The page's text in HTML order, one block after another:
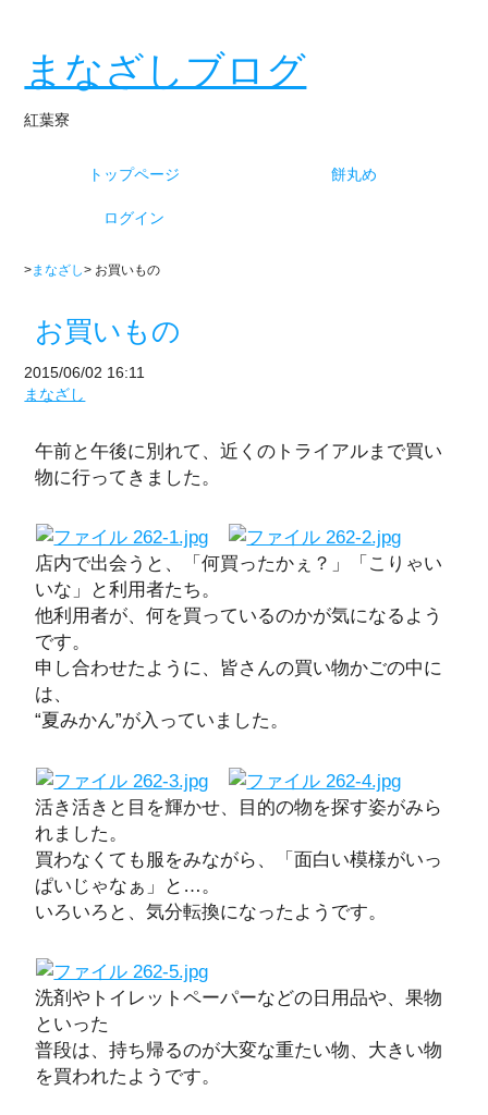
まなざしブログ
紅葉寮
トップページ 餅丸め
ログイン
>まなざし> お買いもの
お買いもの
2015/06/02 16:11
まなざし
午前と午後に別れて、近くのトライアルまで買い
物に行ってきました。
店内で出会うと、「何買ったかぇ？」「こりゃい
いな」と利用者たち。
他利用者が、何を買っているのかが気になるよう
です。
申し合わせたように、皆さんの買い物かごの中に
は、
“夏みかん”が入っていました。
活き活きと目を輝かせ、目的の物を探す姿がみら
れました。
買わなくても服をみながら、「面白い模様がいっ
ぱいじゃなぁ」と…。
いろいろと、気分転換になったようです。
洗剤やトイレットペーパーなどの日用品や、果物
といった
普段は、持ち帰るのが大変な重たい物、大きい物
を買われたようです。